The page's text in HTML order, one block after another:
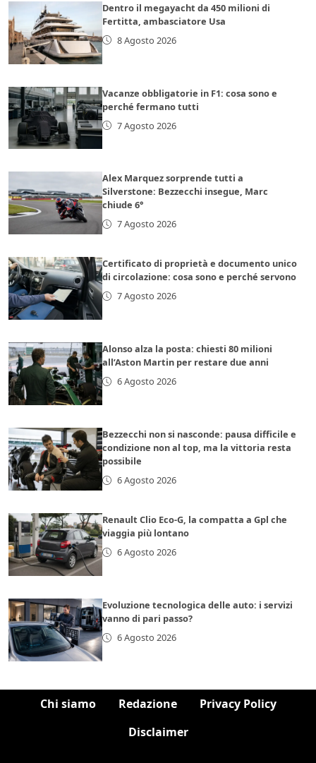
Dentro il megayacht da 450 milioni di
Fertitta, ambasciatore Usa
8 Agosto 2026
Vacanze obbligatorie in F1: cosa sono e
perché fermano tutti
7 Agosto 2026
Alex Marquez sorprende tutti a
Silverstone: Bezzecchi insegue, Marc
chiude 6°
7 Agosto 2026
Certificato di proprietà e documento unico
di circolazione: cosa sono e perché servono
7 Agosto 2026
Alonso alza la posta: chiesti 80 milioni
all’Aston Martin per restare due anni
6 Agosto 2026
Bezzecchi non si nasconde: pausa difficile e
condizione non al top, ma la vittoria resta
possibile
6 Agosto 2026
Renault Clio Eco-G, la compatta a Gpl che
viaggia più lontano
6 Agosto 2026
Evoluzione tecnologica delle auto: i servizi
vanno di pari passo?
6 Agosto 2026
Chi siamo Redazione
Privacy Policy
Disclaimer